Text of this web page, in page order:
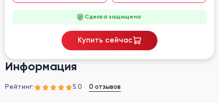
Информация
Рейтинг: 5.0 0 отзывов
Сделка защищена
Купить сейчас